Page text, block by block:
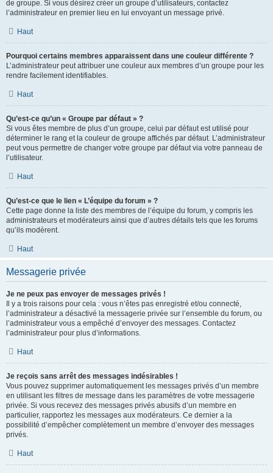
de groupe. Si vous désirez créer un groupe d’utilisateurs, contactez
l’administrateur en premier lieu en lui envoyant un message privé.
Haut
Pourquoi certains membres apparaissent dans une couleur différente ?
L’administrateur peut attribuer une couleur aux membres d’un groupe pour les
rendre facilement identifiables.
Haut
Qu’est-ce qu’un « Groupe par défaut » ?
Si vous êtes membre de plus d’un groupe, celui par défaut est utilisé pour
déterminer le rang et la couleur de groupe affichés par défaut. L’administrateur
peut vous permettre de changer votre groupe par défaut via votre panneau de
l’utilisateur.
Haut
Qu’est-ce que le lien « L’équipe du forum » ?
Cette page donne la liste des membres de l’équipe du forum, y compris les
administrateurs et modérateurs ainsi que d’autres détails tels que les forums
qu’ils modèrent.
Haut
Messagerie privée
Je ne peux pas envoyer de messages privés !
Il y a trois raisons pour cela : vous n’êtes pas enregistré et/ou connecté,
l’administrateur a désactivé la messagerie privée sur l’ensemble du forum, ou
l’administrateur vous a empêché d’envoyer des messages. Contactez
l’administrateur pour plus d’informations.
Haut
Je reçois sans arrêt des messages indésirables !
Vous pouvez supprimer automatiquement les messages privés d’un membre
en utilisant les filtres de message dans les paramètres de votre messagerie
privée. Si vous recevez des messages privés abusifs d’un membre en
particulier, rapportez les messages aux modérateurs. Ce dernier a la
possibilité d’empêcher complètement un membre d’envoyer des messages
privés.
Haut